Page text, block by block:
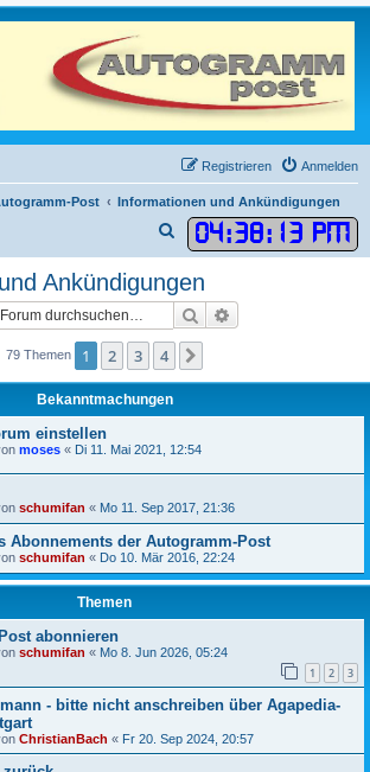
Anmelden
Registrieren
Post Informationen und Ankündigungen
04:38: 13 PM
u
c
h
e
Ankündigungen
Suche
79 Themen 1 2 3 4
Bekanntmachungen
einstellen
moses « Di 11. Mai 2021, 12:54
schumifan « Mo 11. Sep 2017, 21:36
Abonnements der Autogramm-Post
schumifan « Do 10. Mär 2016, 22:24
Themen
abonnieren
schumifan « Mo 8. Jun 2026, 05:24
1 2 3
- bitte nicht anschreiben über Agapedia-
ChristianBach « Fr 20. Sep 2024, 20:57